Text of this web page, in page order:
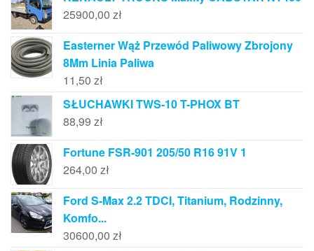
25900,00 zł
Easterner Wąż Przewód Paliwowy Zbrojony
8Mm Linia Paliwa
11,50 zł
SŁUCHAWKI TWS-10 T-PHOX BT
88,99 zł
Fortune FSR-901 205/50 R16 91V 1
264,00 zł
Ford S-Max 2.2 TDCI, Titanium, Rodzinny,
Komfo...
30600,00 zł